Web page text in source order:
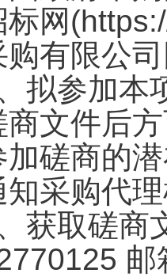
标网
购有限公
拟参加本
商文件后
加磋商的
知采购代理
获取磋商